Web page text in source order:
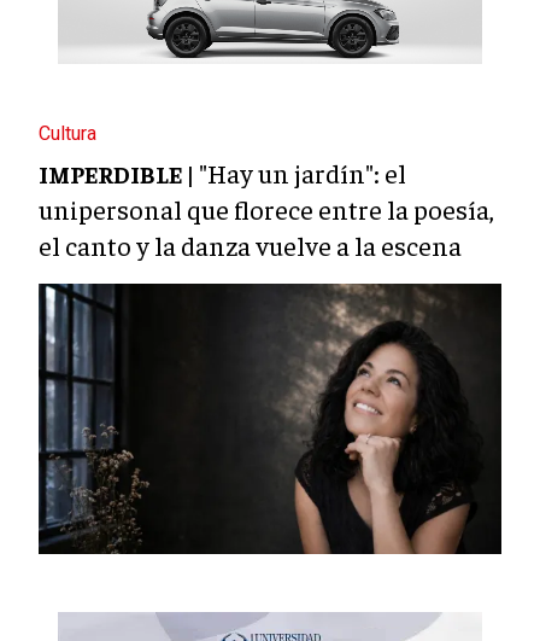
Cultura
IMPERDIBLE | "Hay un jardín": el
unipersonal que florece entre la poesía,
el canto y la danza vuelve a la escena